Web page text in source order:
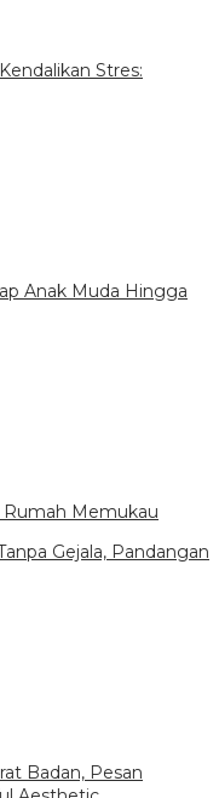
Stres:
Anak Muda Hingga
Memukau
Gejala, Pandangan
Badan, Pesan